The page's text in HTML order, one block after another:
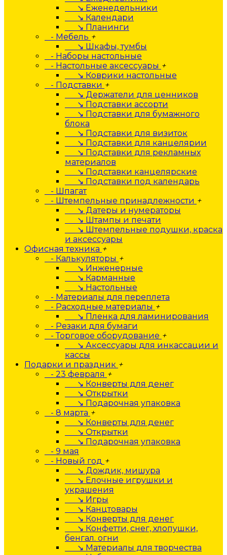
↘ Еженедельники
↘ Календари
↘ Планинги
- Мебель +
↘ Шкафы, тумбы
- Наборы настольные
- Настольные аксессуары +
↘ Коврики настольные
- Подставки +
↘ Держатели для ценников
↘ Подставки ассорти
↘ Подставки для бумажного
блока
↘ Подставки для визиток
↘ Подставки для канцелярии
↘ Подставки для рекламных
материалов
↘ Подставки канцелярские
↘ Подставки под календарь
- Шпагат
- Штемпельные принадлежности +
↘ Датеры и нумераторы
↘ Штампы и печати
↘ Штемпельные подушки, краска
и аксессуары
Офисная техника +
- Калькуляторы +
↘ Инженерные
↘ Карманные
↘ Настольные
- Материалы для переплета
- Расходные материалы +
↘ Пленка для ламинирования
- Резаки для бумаги
- Торговое оборудование +
↘ Аксессуары для инкассации и
кассы
Подарки и праздник +
- 23 февраля +
↘ Конверты для денег
↘ Открытки
↘ Подарочная упаковка
- 8 марта +
↘ Конверты для денег
↘ Открытки
↘ Подарочная упаковка
- 9 мая
- Новый год +
↘ Дождик, мишура
↘ Елочные игрушки и
украшения
↘ Игры
↘ Канцтовары
↘ Конверты для денег
↘ Конфетти, снег, хлопушки,
бенгал. огни
↘ Материалы для творчества